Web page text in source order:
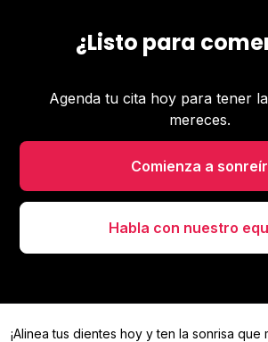
¿Listo para
Agenda tu cita hoy para tener
mereces.
Comienza a sonreír
Habla con nuestro
¡Alinea tus dientes hoy yten la sonrisa que
Alinea tus dientes hoy y ten la